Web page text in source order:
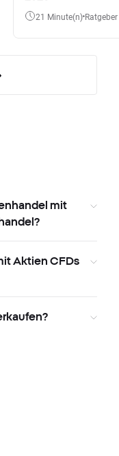
21 Minute(n) Ratgeber
mit
Aktien CFDs